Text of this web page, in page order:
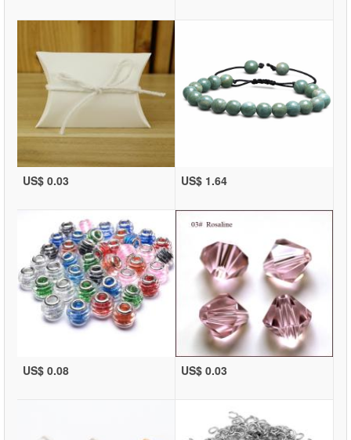
US$ 0.03 US$ 1.64
US$ 0.08 US$ 0.03